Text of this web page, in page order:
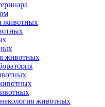
животных
животных
животных